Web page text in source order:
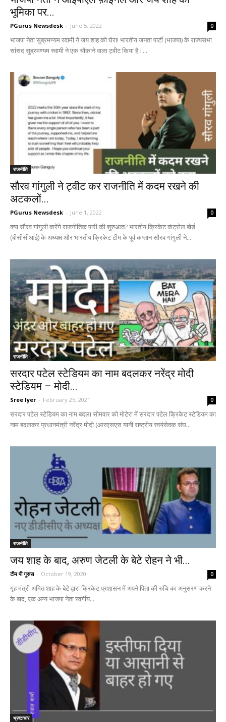
भूमिका पर...
PGurus Newsdesk - June 5, 2022 0
भाजपा नेता सुब्रमण्यम स्वामी ने जय शाह को घेरा! भारतीय जनता पार्टी (भाजपा) के राज्यसभा
सांसद सुब्रमण्यम स्वामी ने एक चौंकाने वाला ट्वीट किया है।...
राजनीति
सौरव गांगुली ने ट्वीट कर राजनीति में कदम रखने की
अटकलों...
PGurus Newsdesk - June 1, 2022 0
क्या सौरव गांगुली करेंगे राजनीतिक पारी की शुरुआत? भारतीय क्रिकेट कंट्रोल बोर्ड
(बीसीसीआई) के अध्यक्ष और भारतीय क्रिकेट टीम के पूर्व कप्तान सौरव गांगुली ने...
राजनीति
सरदार पटेल स्टेडियम का नाम बदलकर नरेंद्र मोदी
स्टेडियम – मोदी...
Sree Iyer - February 25, 2021 0
सरदार पटेल स्टेडियम का नाम बदला सोमवार को मोटेरा में सरदार पटेल क्रिकेट स्टेडियम का
नाम बदलकर प्रधानमंत्री नरेंद्र मोदी (आरएसएस यानी राष्ट्रीय स्वयंसेवक संघ...
राजनीति
जय शाह के बाद, अरुण जेटली के बेटे रोहन ने भी...
टीम पी गुरुस - October 19, 2020 0
गृह मंत्री अमित शाह के बेटे द्वारा क्रिकेट प्रशासन में अपने पिता की रुचि का अनुसरण करने
के बाद, एक अन्य भाजपा नेता स्वर्गीय...
भ्रष्टाचार